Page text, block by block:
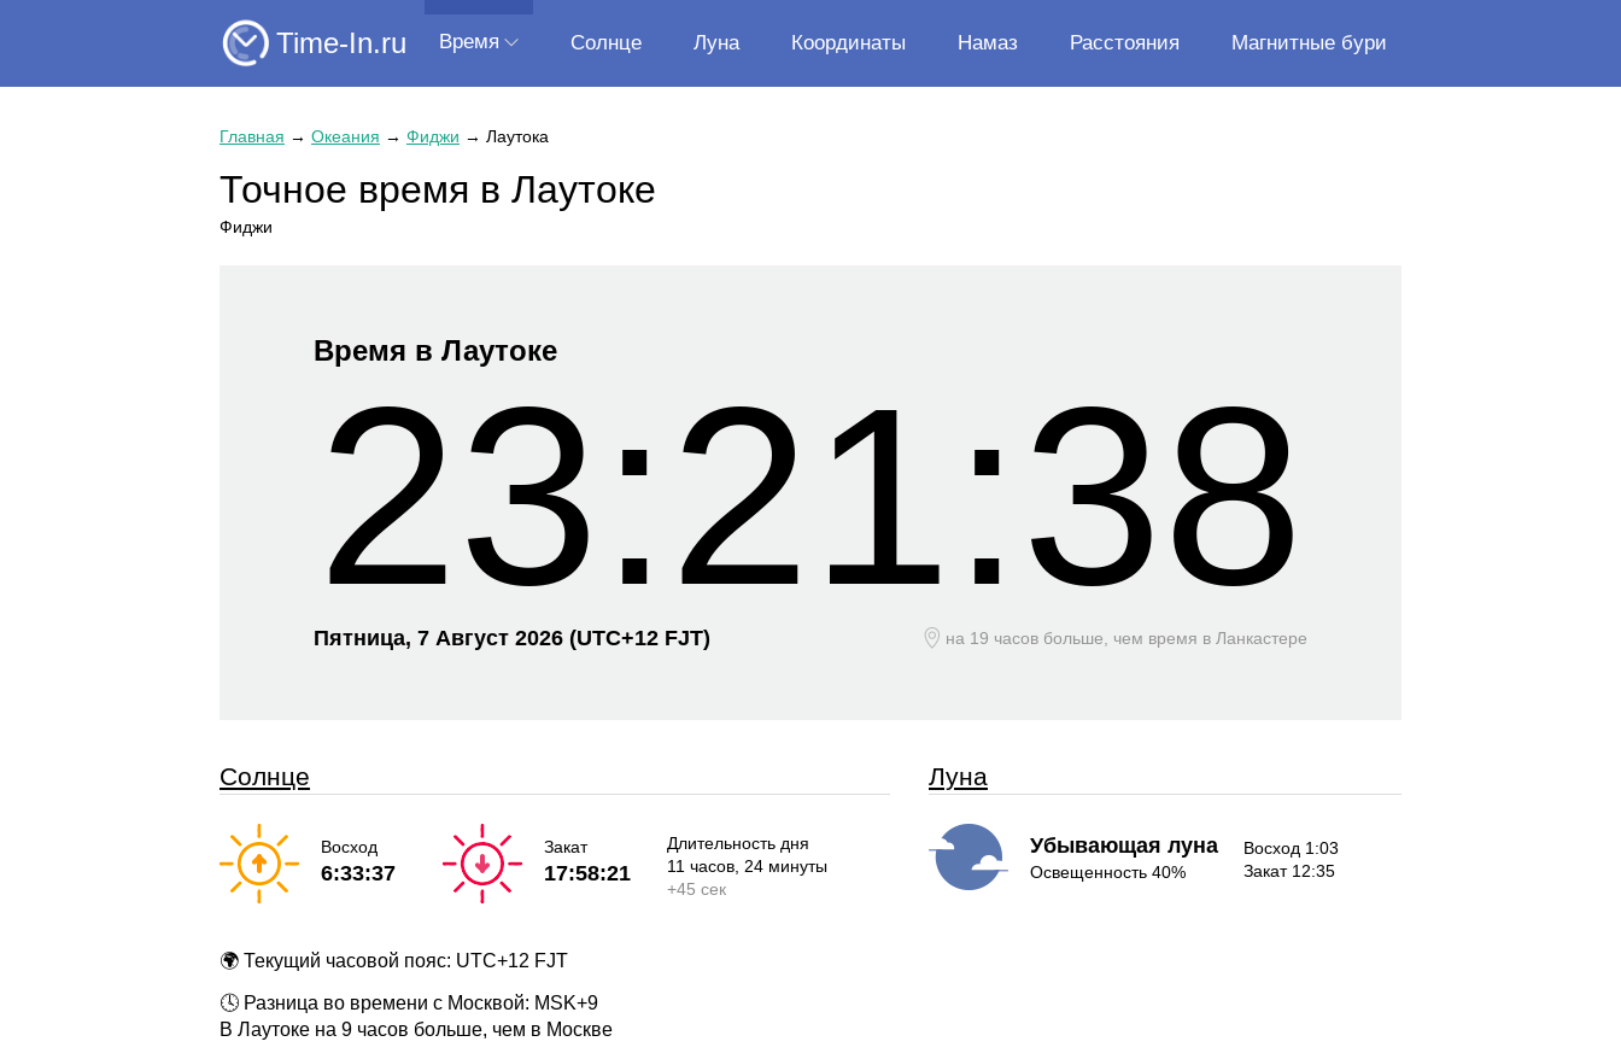
Time-In.ru Время Солнце Луна Координаты Намаз Расстояния Магнитные бури
Главная → Океания → Фиджи → Лаутока
Точное время в Лаутоке
Фиджи
Время в Лаутоке
23:21:38
Пятница, 7 Август 2026 (UTC+12 FJT) на 19 часов больше, чем время в Ланкастере
Солнце
Восход
6:33:37
Закат
17:58:21
Длительность дня
11 часов, 24 минуты
+45 сек
Луна
Убывающая луна
Освещенность 40%
Восход 1:03
Закат 12:35
🌍 Текущий часовой пояс: UTC+12 FJT
🕓 Разница во времени с Москвой: MSK+9
В Лаутоке на 9 часов больше, чем в Москве